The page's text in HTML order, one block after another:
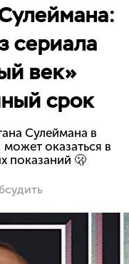
сериала
век»
срок
Сулеймана в
оказаться в
показаний 🫢